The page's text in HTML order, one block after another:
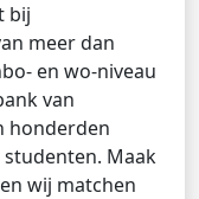
bij
meer dan
en wo-niveau
van
honderden
Maak
wij matchen